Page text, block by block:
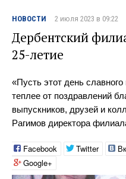
НОВОСТИ 2 июля 2023 в 09:22
Дербентский
25-летие
«Пусть этот день
теплее от поздравлений
выпускников, друзей и
Рагимов директора
Facebook Twitter
Google+